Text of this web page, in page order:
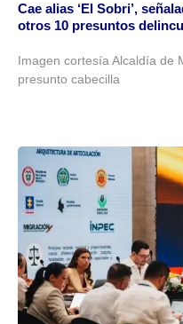
Cae alias ‘El Sobri’,
otros 10 presuntos
Imagen cortesía Alcaldía de
presunto cabecilla